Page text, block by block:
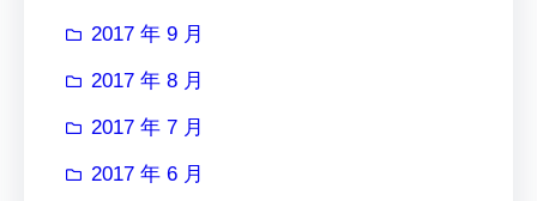
2017 年 9 月
2017 年 8 月
2017 年 7 月
2017 年 6 月